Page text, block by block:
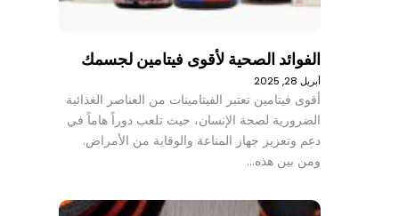
الفوائد الصحية لأقوى فيتامين لجسمك
أبريل 28, 2025
أقوى فيتامين تعتبر الفيتامينات من العناصر الغذائية
الضرورية لصحة الإنسان، حيث تلعب دوراً هاماً في
دعم وتعزيز جهاز المناعة والوقاية من الأمراض.
ومن بين هذه…